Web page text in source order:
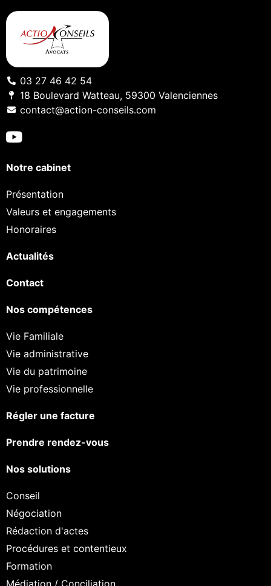
03 27 46 42 54
18 Boulevard Watteau, 59300 Valenciennes
contact@action-conseils.com
Notre cabinet
Présentation
Valeurs et engagements
Honoraires
Actualités
Contact
Nos compétences
Vie Familiale
Vie administrative
Vie du patrimoine
Vie professionnelle
Régler une facture
Prendre rendez-vous
Nos solutions
Conseil
Négociation
Rédaction d'actes
Procédures et contentieux
Formation